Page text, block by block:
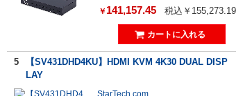
￥ 141,157.45 税込￥155,273.19
5
【SV431DHD4KU】HDMI KVM 4K30 DUAL DISP
LAY
StarTech.com